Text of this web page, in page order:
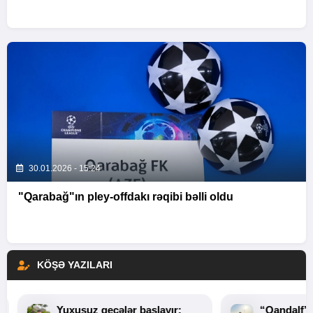
30.01.2026 - 15:24
"Qarabağ"ın pley-offdakı rəqibi bəlli oldu
KÖŞƏ YAZILARI
Yuxusuz gecələr başlayır: